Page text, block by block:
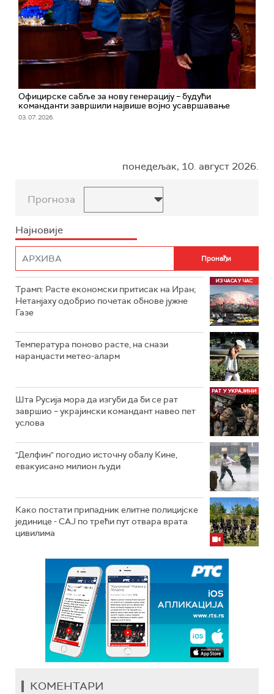
Официрске сабље за нову генерацију – будући
команданти завршили највише војно усавршавање
03. 07. 2026.
понедељак, 10. август 2026.
Прогноза
Најновије
Трамп: Расте економски притисак на Иран;
Нетанјаху одобрио почетак обнове јужне
Газе
Температура поново расте, на снази
наранџасти метео-аларм
Шта Русија мора да изгуби да би се рат
завршио – украјински командант навео пет
услова
"Делфин" погодио источну обалу Кине,
евакуисано милион људи
Како постати припадник елитне полицијске
јединице - СAJ по трећи пут отвара врата
цивилима
КОМЕНТАРИ